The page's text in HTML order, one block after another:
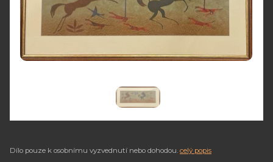
Dílo pouze k osobnímu vyzvednutí nebo dohodou. celý popis